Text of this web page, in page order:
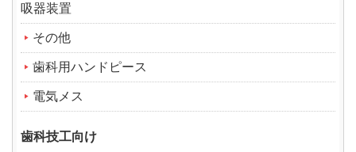
吸器装置
その他
歯科用ハンドピース
電気メス
歯科技工向け